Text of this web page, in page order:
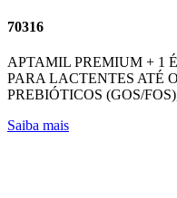
70316
APTAMIL PREMIUM + 1
PARA LACTENTES ATÉ
PREBIÓTICOS (GOS/
Saiba mais